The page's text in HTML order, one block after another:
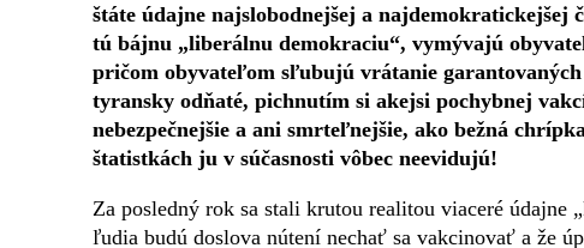
štáte údajne najslobodnejšej a najdemokratickejšej
tú bájnu „liberálnu demokraciu“, vymývajú
pričom obyvateľom sľubujú vrátanie
tyransky odňaté, pichnutím si akejsi pochybnej
nebezpečnejšie a ani smrteľnejšie, ako bežná
štatistkách ju v súčasnosti vôbec neevidujú!
Za posledný rok sa stali krutou realitou viaceré údajne
ľudia budú doslova nútení nechať sa vakcinovať a že